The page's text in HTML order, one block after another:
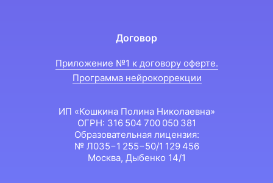
ИП «Кошкина Полина Николаевна»
ОГРН: 316 504 700 050 381
Образовательная лицензия:
№ Л035−1 255−50/1 129 456
Москва, Дыбенко 14/1
Приложение №1 к договору оферте.
Программа нейрокоррекции
Договор